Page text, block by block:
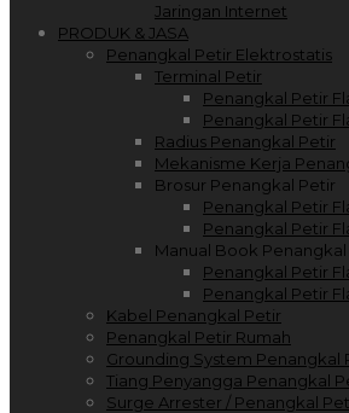
Jaringan Internet
PRODUK & JASA
Penangkal Petir Elektrostatis
Terminal Petir
Penangkal Petir
Penangkal Petir
Radius Penangkal Petir
Mekanisme Kerja
Brosur Penangkal Petir
Penangkal Petir
Penangkal Petir
Manual Book
Penangkal Petir
Penangkal Petir
Kabel Penangkal Petir
Penangkal Petir Rumah
Grounding System Penangkal
Tiang Penyangga Penangkal
Surge Arrester / Penangkal